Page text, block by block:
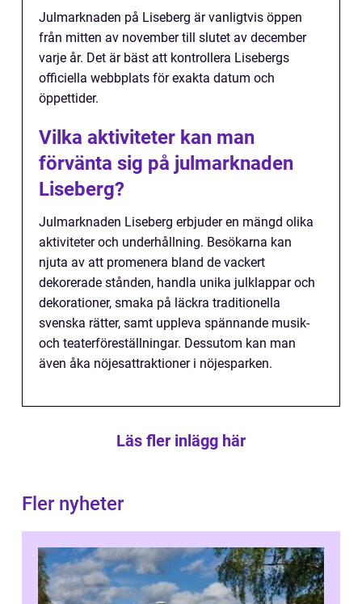
Julmarknaden på Liseberg är vanligtvis öppen
från mitten av november till slutet av december
varje år. Det är bäst att kontrollera Lisebergs
officiella webbplats för exakta datum och
öppettider.
Vilka aktiviteter kan man
förvänta sig på julmarknaden
Liseberg?
Julmarknaden Liseberg erbjuder en mängd olika
aktiviteter och underhållning. Besökarna kan
njuta av att promenera bland de vackert
dekorerade stånden, handla unika julklappar och
dekorationer, smaka på läckra traditionella
svenska rätter, samt uppleva spännande musik-
och teaterföreställningar. Dessutom kan man
även åka nöjesattraktioner i nöjesparken.
Läs fler inlägg här
Fler nyheter